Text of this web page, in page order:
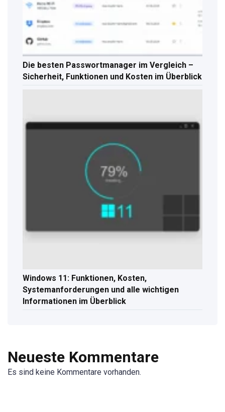
Die besten Passwortmanager im Vergleich –
Sicherheit, Funktionen und Kosten im Überblick
Windows 11: Funktionen, Kosten,
Systemanforderungen und alle wichtigen
Informationen im Überblick
Neueste Kommentare
Es sind keine Kommentare vorhanden.